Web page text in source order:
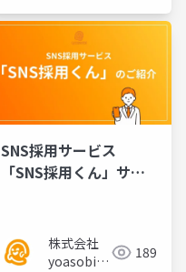
様
SNS採用サービス
「SNS採用くん」サー
株式会社
yoasobi／
189